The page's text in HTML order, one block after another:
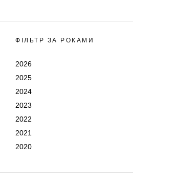
ФІЛЬТР ЗА РОКАМИ
2026
2025
2024
2023
2022
2021
2020